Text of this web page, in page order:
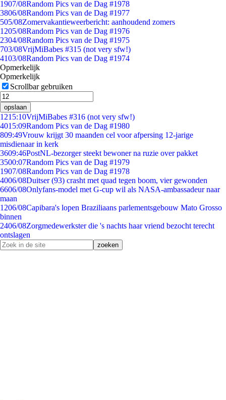
1907/08Random Pics van de Dag #1978
3806/08Random Pics van de Dag #1977
505/08Zomervakantieweerbericht: aanhoudend zomers
1205/08Random Pics van de Dag #1976
2304/08Random Pics van de Dag #1975
703/08VrijMiBabes #315 (not very sfw!)
4103/08Random Pics van de Dag #1974
Opmerkelijk
Opmerkelijk
Scrollbar gebruiken
opslaan
1215:10VrijMiBabes #316 (not very sfw!)
4015:09Random Pics van de Dag #1980
809:49Vrouw krijgt 30 maanden cel voor afpersing 12-jarige
misdienaar in kerk
3609:46PostNL-bezorger steekt bewoner na ruzie over pakket
3500:07Random Pics van de Dag #1979
1907/08Random Pics van de Dag #1978
4006/08Duitser (93) crasht met quad tegen boom, vier gewonden
6606/08Onlyfans-model met G-cup wil als NASA-ambassadeur naar
maan
1206/08Capibara's lopen Braziliaans parlementsgebouw Mato Grosso
binnen
2406/08Zorgmedewerkster die 's nachts haar vriend bezocht terecht
ontslagen